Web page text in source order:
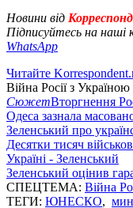
Новини від
Підписуйтесь на наші
WhatsApp
Читайте
Війна Росії з Україною
СюжетВторгнення
Одеса зазнала
Зеленський про
Десятки тисяч
Україні - Зеленський
Зеленський оцінив
СПЕЦТЕМА: Війна
ТЕГИ: ЮНЕСКО,